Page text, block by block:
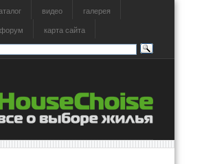
видео
галерея
форум карта сайта